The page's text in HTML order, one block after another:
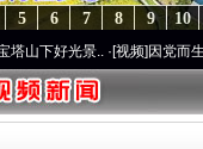
10
9
8
7
6
5
景..·[视频]因党而生 为党而战